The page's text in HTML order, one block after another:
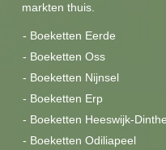
markten thuis.
- Boeketten Eerde
- Boeketten Oss
- Boeketten Nijnsel
- Boeketten Erp
- Boeketten Heeswijk-
- Boeketten Odiliapeel